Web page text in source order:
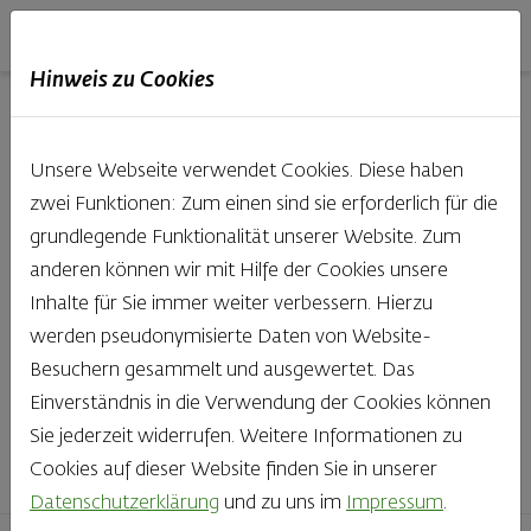
Backstube entdecken
Was gibt es Schöneres, als bei Brot & Gebäck die Qual
der Wahl zu haben? Noch dazu, wenn so großer Wert
auf den kleinen, feinen Unterschied gelegt wird, wie bei
Haubis. Beste Zutaten und Handwerk, das seinen
Namen auch verdient – das schmeckt man einfach!
Finden Sie Ihr Lieblingsprodukt
Hinweis zu Cookies
Unsere Webseite verwendet Cookies. Diese haben
zwei Funktionen: Zum einen sind sie erforderlich für die
grundlegende Funktionalität unserer Website. Zum
anderen können wir mit Hilfe der Cookies unsere
Inhalte für Sie immer weiter verbessern. Hierzu
werden pseudonymisierte Daten von Website-
Besuchern gesammelt und ausgewertet. Das
Einverständnis in die Verwendung der Cookies können
Sie jederzeit widerrufen. Weitere Informationen zu
Cookies auf dieser Website finden Sie in unserer
Datenschutzerklärung und zu uns im Impressum.